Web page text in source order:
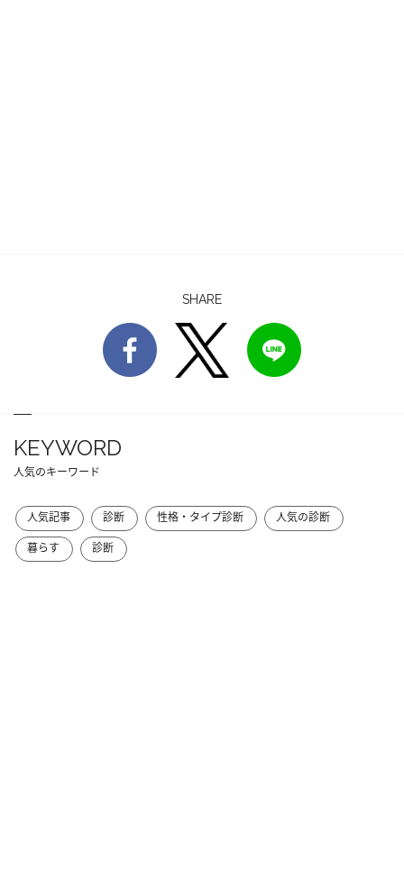
SHARE
KEYWORD
人気のキーワード
人気記事 診断 性格・タイプ診断
人気の診断
暮らす
診断